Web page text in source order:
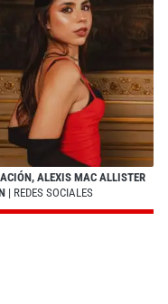
ALEXIS MAC ALLISTER
| REDES SOCIALES